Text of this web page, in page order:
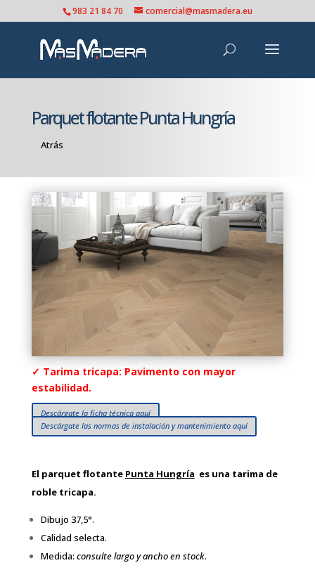
983 21 84 70 comercial@masmadera.eu
Parquet flotante Punta Hungría
Atrás
✓ Tarima tricapa: Pavimento con mayor
estabilidad.
Descárgate la ficha técnica aquí
Descárgate las normas de instalación y mantenimiento aquí
El parquet flotante Punta Hungría es una tarima de
roble tricapa.
Dibujo 37,5°.
Calidad selecta.
Medida: consulte largo y ancho en stock.